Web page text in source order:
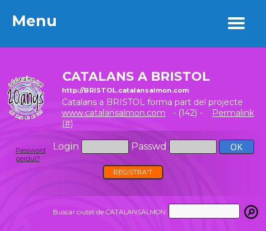
Menu
CATALANS A BRISTOL
http://BRISTOL.catalansalmon.com
Catalans a BRISTOL forma part del projecte
www.catalansalmon.com - (142) -
Permalink
(#)
Login Passwd
Password
perdut?
REGISTRA'T
Buscar ciutat de CATALANSALMON:
Menu